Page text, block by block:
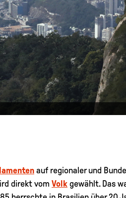
auf regionaler und
direkt vom Volk gewählt. Das